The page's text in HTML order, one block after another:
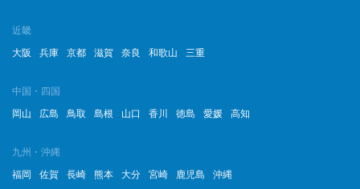
近畿
大阪
兵庫 京都 滋賀 奈良 和歌山 三重
中国・四国
岡山
広島 鳥取 島根 山口 香川 徳島 愛媛 高知
九州・沖縄
福岡
佐賀 長崎 熊本 大分 宮崎 鹿児島 沖縄